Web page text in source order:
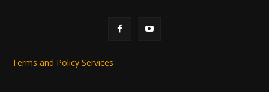
Terms and Policy Services